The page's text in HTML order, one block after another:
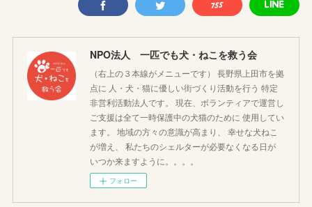
NPO法人 一匹でも犬・ねこを救う会
（右上の３本線がメニューです） 長野県上田市を拠
点に 人・犬・猫に優しい街づくり活動を行う 特定
非営利活動法人です。 現在、ボランティアで運営し
ご支援は全て一時保護中の犬猫のために 使用してい
ます。 地域の方々の意識が高まり、 幸せな犬ねこ
が増え、 私たちのシェルターが必要なくなる日が
いつか来ますように。。。。
フォロー